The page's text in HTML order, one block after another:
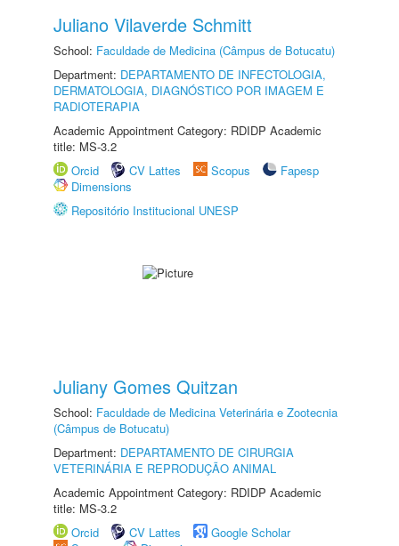
Juliano Vilaverde Schmitt
School: Faculdade de Medicina (Câmpus de Botucatu)
Department: DEPARTAMENTO DE INFECTOLOGIA,
DERMATOLOGIA, DIAGNÓSTICO POR IMAGEM E
RADIOTERAPIA
Academic Appointment Category: RDIDP Academic
title: MS-3.2
Orcid
CV Lattes Scopus
Fapesp
Dimensions
Repositório Institucional UNESP
Juliany Gomes Quitzan
School: Faculdade de Medicina Veterinária e Zootecnia
(Câmpus de Botucatu)
Department: DEPARTAMENTO DE CIRURGIA
VETERINÁRIA E REPRODUÇÃO ANIMAL
Academic Appointment Category: RDIDP Academic
title: MS-3.2
Orcid
CV Lattes
Google Scholar